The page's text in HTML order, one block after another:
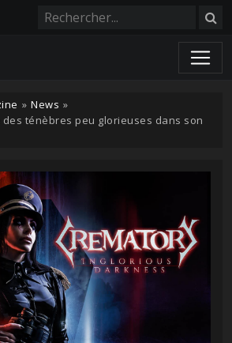
» News »
des ténèbres peu glorieuses dans son
cookies